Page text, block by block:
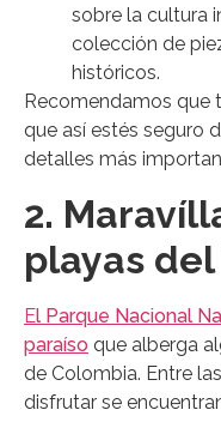
sobre la cultura
colección de
históricos.
Recomendamos que
que así estés seguro
detalles más
2.
playas del
El Parque Nacional
paraíso que alberga
de Colombia. Entre
disfrutar se